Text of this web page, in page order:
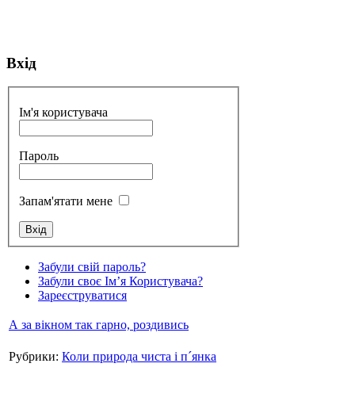
Стамбул 2010
Вхід
Ім'я користувача
Пароль
Запам'ятати мене
Забули свій пароль?
Забули своє Ім’я Користувача?
Зареєструватися
А за вікном так гарно, роздивись
Рубрики: Коли природа чиста і п´янка